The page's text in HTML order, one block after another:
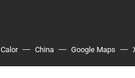
Calor China Google Maps